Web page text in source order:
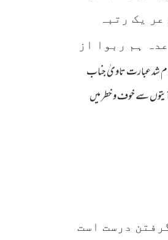
یک رتبہ
ہم ربوا از
شد عبارت تاویٰ جناب
سے خوف و خطر میں
درست است